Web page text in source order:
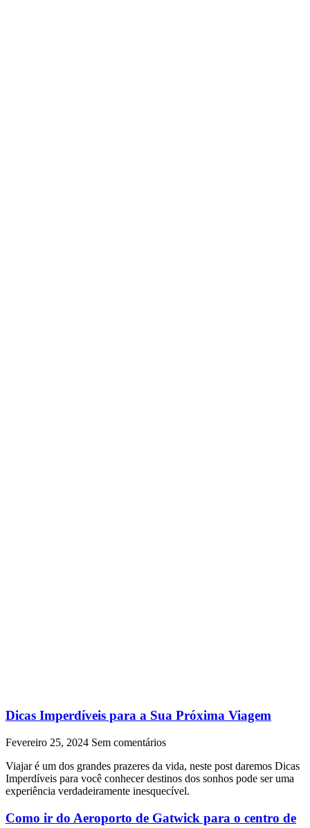
Dicas Imperdíveis para a Sua Próxima Viagem
Fevereiro 25, 2024 Sem comentários
Viajar é um dos grandes prazeres da vida, neste post daremos Dicas
Imperdíveis para você conhecer destinos dos sonhos pode ser uma
experiência verdadeiramente inesquecível.
Como ir do Aeroporto de Gatwick para o centro de